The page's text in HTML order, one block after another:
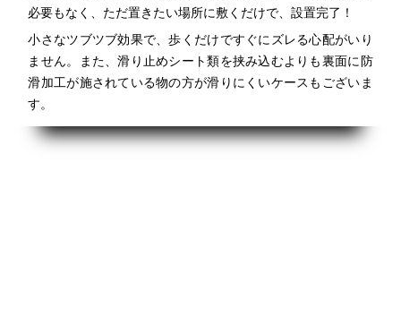
必要もなく、ただ置きたい場所に敷くだけで、設置完了！
小さなツブツブ効果で、歩くだけですぐにズレる心配がいり
ません。また、滑り止めシート類を挟み込むよりも裏面に防
滑加工が施されている物の方が滑りにくいケースもございま
す。